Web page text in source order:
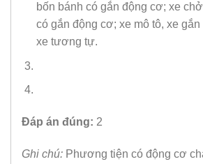
bốn bánh có gắn động cơ; xe
có gắn động cơ; xe mô tô, xe
xe tương tự.
Đáp án đúng: 2
Ghi chú: Phương tiện có động cơ